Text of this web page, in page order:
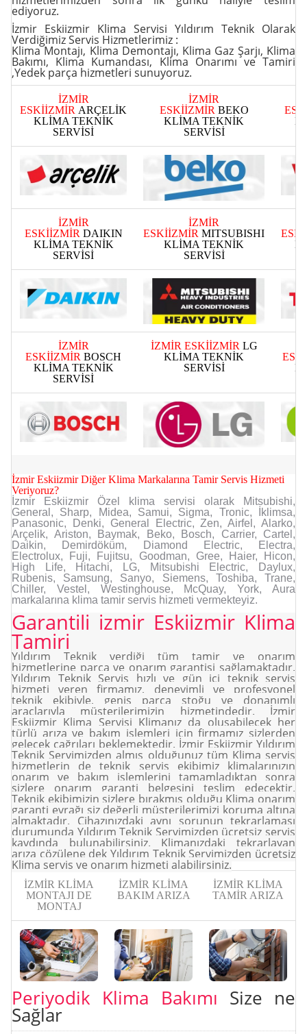
ediyoruz.
İzmir Eskiizmir Klima Servisi Yıldırım Teknik Olarak
Verdiğimiz Servis Hizmetlerimiz :
Klima Montajı, Klima Demontajı, Klima Gaz Şarjı, Klima
Bakımı, Klima Kumandası, Klima Onarımı ve Tamiri
,Yedek parça hizmetleri sunuyoruz.
İZMİR
ESKİİZMİR ARÇELİK
KLİMA TEKNİK
SERVİSİ
İZMİR
ESKİİZMİR BEKO
KLİMA TEKNİK
SERVİSİ
İZMİR
ESKİİZMİR DAIKIN
KLİMA TEKNİK
SERVİSİ
İZMİR
ESKİİZMİR MITSUBISHI
KLİMA TEKNİK
SERVİSİ
İZMİR
ESKİİZMİR BOSCH
KLİMA TEKNİK
SERVİSİ
İZMİR ESKİİZMİR LG
KLİMA TEKNİK
SERVİSİ
İzmir Eskiizmir Diğer Klima Markalarına Tamir Servis Hizmeti
Veriyoruz?
İzmir Eskiizmir Özel klima servisi olarak Mitsubishi,
General, Sharp, Midea, Samui, Sigma, Tronic, İklimsa,
Panasonic, Denki, General Electric, Zen, Airfel, Alarko,
Arçelik, Ariston, Baymak, Beko, Bosch, Carrier, Cartel,
Daikin, Demirdöküm, Diamond Electric, Electra,
Electrolux, Fuji, Fujitsu, Goodman, Gree, Haier, Hicon,
High Life, Hitachi, LG, Mitsubishi Electric, Daylux,
Rubenis, Samsung, Sanyo, Siemens, Toshiba, Trane,
Chiller, Vestel, Westinghouse, McQuay, York, Aura
markalarına klima tamir servis hizmeti vermekteyiz.
Garantili izmir Eskiizmir Klima
Tamiri
Yıldırım Teknik verdiği tüm tamir ve onarım
hizmetlerine parça ve onarım garantisi sağlamaktadır.
Yıldırım Teknik Servis hızlı ve gün içi teknik servis
hizmeti veren firmamız, deneyimli ve profesyonel
teknik ekibiyle, geniş parça stoğu ve donanımlı
araçlarıyla müşterilerimizin hizmetindedir. İzmir
Eskiizmir Klima Servisi Klimanız da oluşabilecek her
türlü arıza ve bakım işlemleri için firmamız sizlerden
gelecek çağrıları beklemektedir. İzmir Eskiizmir Yıldırım
Teknik Servimizden almış olduğunuz tüm Klima servis
hizmetlerin de teknik servis ekibimiz klimalarınızın
onarım ve bakım işlemlerini tamamladıktan sonra
sizlere onarım garanti belgesini teslim edecektir.
Teknik ekibimizin sizlere bırakmış olduğu Klima onarım
garanti evrağı siz değerli müşterilerimizi koruma altına
almaktadır. Cihazınızdaki aynı sorunun tekrarlaması
durumunda Yıldırım Teknik Servimizden ücretsiz servis
kaydında bulunabilirsiniz. Klimanızdaki tekrarlayan
arıza çözülene dek Yıldırım Teknik Servimizden ücretsiz
Klima servis ve onarım hizmeti alabilirsiniz.
İZMİR KLİMA
MONTAJI DE
MONTAJ
İZMİR KLİMA
BAKIM ARIZA
İZMİR KLİMA
TAMİR ARIZA
Periyodik Klima Bakımı Size ne
Sağlar
Parça İşçilik Garantisi
hizmette çözdüğümüz sorunun tekrar oluşacağını düşünmeyen bir
firmayız.
Orjinal Parça
Orjinal Parça Kullanarak Makinlerinizin Kullanım Ömrünü Üzatıyoruz
Parça İşçilik Garantisi
hizmette çözdüğümüz sorunun tekrar oluşacağını düşünmeyen bir
firmayız.
Orjinal Parça
Orjinal Parça Kullanarak Makinlerinizin Kullanım Ömrünü Üzatıyoruz
Parça İşçilik Garantisi
hizmette çözdüğümüz sorunun tekrar oluşacağını düşünmeyen bir
firmayız.
Orjinal Parça
Orjinal Parça Kullanarak Makinlerinizin Kullanım Ömrünü Üzatıyoruz